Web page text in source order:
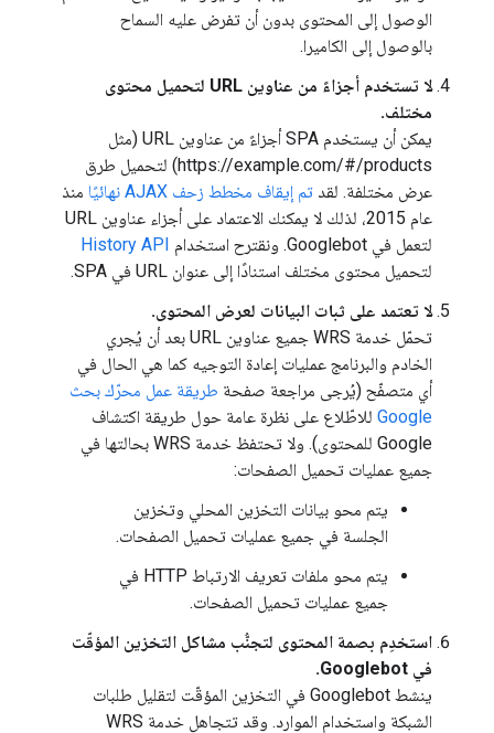
الوصول إلى المحتوى بدون أن تفرض عليه السماح
بالوصول إلى الكاميرا.
لا تستخدم أجزاءً من عناوين URL لتحميل محتوى
مختلف.
يمكن أن يستخدم SPA أجزاءً من عناوين URL (مثل
https://example.com/#/products) لتحميل طرق
عرض مختلفة. لقد تم إيقاف مخطط زحف AJAX نهائيًا
منذ
عام 2015، لذلك لا يمكنك الاعتماد على أجزاء عناوين URL
لتعمل في Googlebot. ونقترح استخدام
History API
لتحميل محتوى مختلف استنادًا إلى عنوان URL في SPA.
لا تعتمد على ثبات البيانات لعرض المحتوى.
تحمّل خدمة WRS جميع عناوين URL بعد أن يُجري
الخادم والبرنامج عمليات إعادة التوجيه كما هي الحال في
أي متصفّح (يُرجى مراجعة صفحة طريقة عمل محرّك بحث
Google للاطّلاع على نظرة عامة حول طريقة اكتشاف
Google للمحتوى). ولا تحتفظ خدمة WRS بحالتها في
جميع عمليات تحميل الصفحات:
يتم محو بيانات التخزين المحلي وتخزين
الجلسة في جميع عمليات تحميل الصفحات.
يتم محو ملفات تعريف الارتباط HTTP في
جميع عمليات تحميل الصفحات.
استخدِم بصمة المحتوى لتجنُّب مشاكل التخزين المؤقّت
في Googlebot.
ينشط Googlebot في التخزين المؤقّت لتقليل طلبات
الشبكة واستخدام الموارد. وقد تتجاهل خدمة WRS